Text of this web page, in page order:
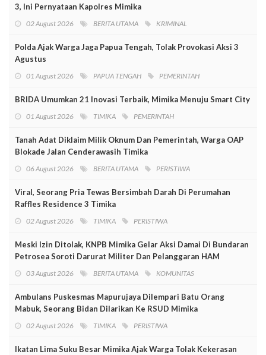
3, Ini Pernyataan Kapolres Mimika
02 August 2026 BERITA UTAMA KRIMINAL
Polda Ajak Warga Jaga Papua Tengah, Tolak Provokasi Aksi 3
Agustus
01 August 2026 PAPUA TENGAH PEMERINTAH
BRIDA Umumkan 21 Inovasi Terbaik, Mimika Menuju Smart City
01 August 2026 TIMIKA PEMERINTAH
Tanah Adat Diklaim Milik Oknum Dan Pemerintah, Warga OAP
Blokade Jalan Cenderawasih Timika
06 August 2026 BERITA UTAMA PERISTIWA
Viral, Seorang Pria Tewas Bersimbah Darah Di Perumahan
Raffles Residence 3 Timika
02 August 2026 TIMIKA PERISTIWA
Meski Izin Ditolak, KNPB Mimika Gelar Aksi Damai Di Bundaran
Petrosea Soroti Darurat Militer Dan Pelanggaran HAM
03 August 2026 BERITA UTAMA KOMUNITAS
Ambulans Puskesmas Mapurujaya Dilempari Batu Orang
Mabuk, Seorang Bidan Dilarikan Ke RSUD Mimika
02 August 2026 TIMIKA PERISTIWA
Ikatan Lima Suku Besar Mimika Ajak Warga Tolak Kekerasan